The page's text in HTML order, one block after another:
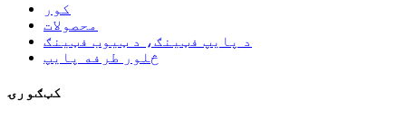
کور
محصولات
د پایپ فټینګ، د ټیوب فټینګ
څلور طرفه پایپ
کټګورۍ